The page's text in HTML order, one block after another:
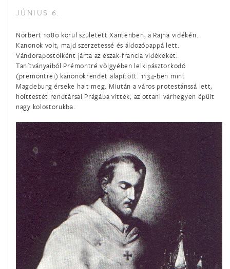
Szent Ágnes szűz és vértanú
január 22.
Boldog Batthyány-Strattmann László hitvalló
január 22.
Szent Vince diakónus és vértanú
január 24.
Szalézi Szent Ferenc püspök és egyháztanító
január 25.
Szent Pál apostol megtérése
január 26.
Szent Timóteus püspök
január 26.
Szent Titusz püspök
január 27.
JÚNIUS 6.
Norbert 1080 körül született Xantenben, a Rajna vidékén.
Kanonok volt, majd szerzetessé és áldozópappá lett.
Vándorapostolként járta az észak-francia vidékeket.
Tanítványaiból Prémontré völgyében lelkipásztorkodó
(premontrei) kanonokrendet alapított. 1134-ben mint
Magdeburg érseke halt meg. Miután a város protestánssá lett,
holttestét rendtársai Prágába vitték, az ottani várhegyen épült
nagy kolostorukba.